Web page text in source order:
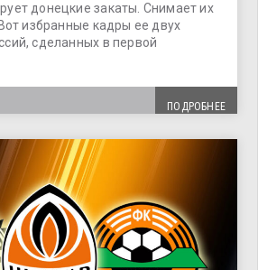
донецкие закаты. Снимает их
избранные кадры ее двух
сделанных в первой
ПОДРОБНЕЕ